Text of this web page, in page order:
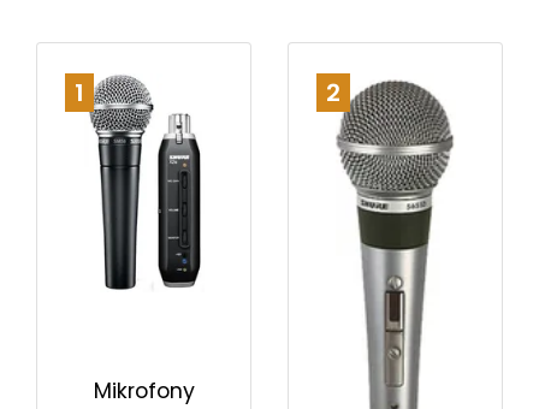
1
Mikrofony
2